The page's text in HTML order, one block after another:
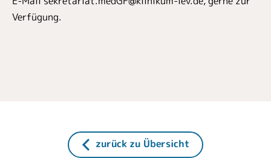
Verfügung.
zurück zu Übersicht